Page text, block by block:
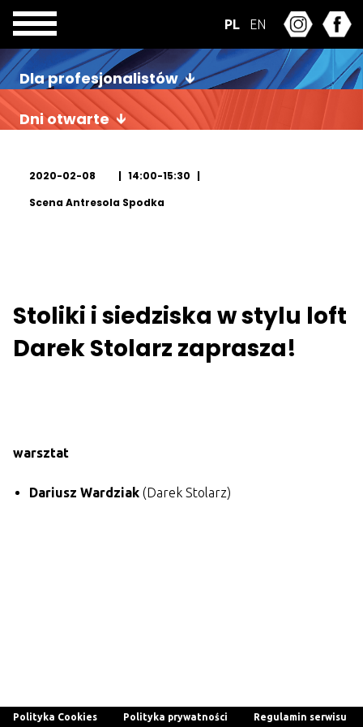
PL EN
Dla profesjonalistów
Dni otwarte
2020-02-08
14:00-15:30
Scena Antresola Spodka
Stoliki i siedziska w stylu loft
Darek Stolarz zaprasza!
warsztat
Dariusz Wardziak (Darek Stolarz)
Polityka Cookies Polityka prywatności Regulamin serwisu